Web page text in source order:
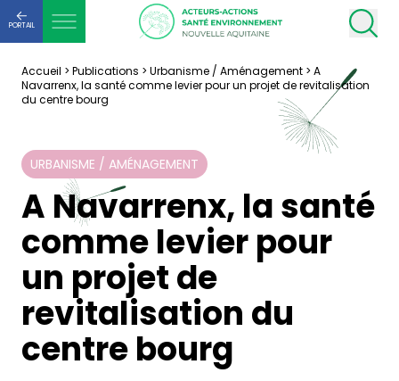
PORTAIL
Accueil > Publications > Urbanisme / Aménagement > A
Navarrenx, la santé comme levier pour un projet de revitalisation
du centre bourg
URBANISME / AMÉNAGEMENT
A Navarrenx, la santé
comme levier pour
un projet de
revitalisation du
centre bourg